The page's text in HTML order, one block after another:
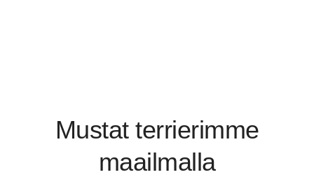
Mustat terrierimme
maailmalla